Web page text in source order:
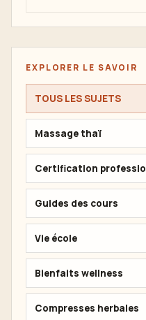
EXPLORER LE SAVOIR
TOUS LES SUJETS
Massage thaï
Certification
Guides des cours
Vie école
Bienfaits wellness
Compresses herbales